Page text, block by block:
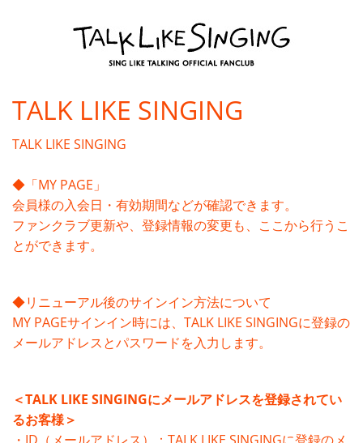
TALK LIKE SINGING
TALK LIKE SINGING
◆「MY PAGE」
会員様の入会日・有効期間などが確認できます。
ファンクラブ更新や、登録情報の変更も、ここから行うこ
とができます。
◆リニューアル後のサインイン方法について
MY PAGEサインイン時には、TALK LIKE SINGINGに登録の
メールアドレスとパスワードを入力します。
＜TALK LIKE SINGINGにメールアドレスを登録されてい
るお客様＞